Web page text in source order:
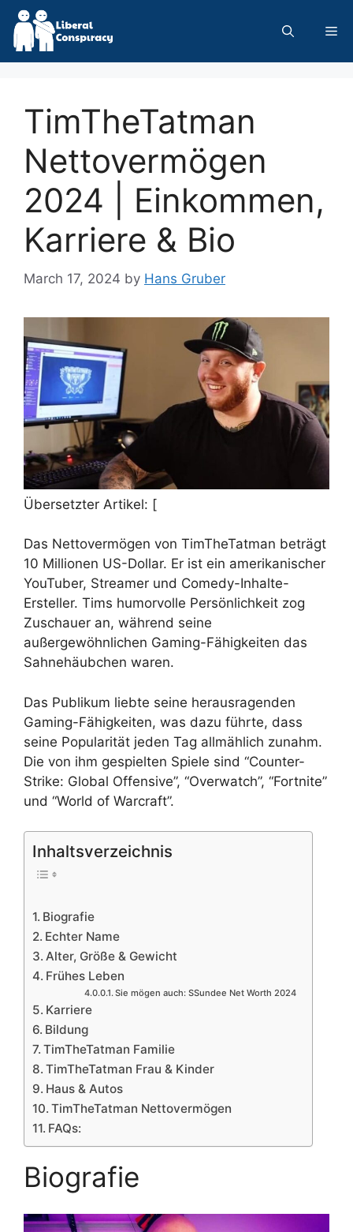
Skip
content
TimTheTatman
Nettovermögen
2024 | Einkommen,
Karriere & Bio
March 17, 2024 by Hans Gruber
Übersetzter Artikel: [
Das Nettovermögen von TimTheTatman beträgt
10 Millionen US-Dollar. Er ist ein amerikanischer
YouTuber, Streamer und Comedy-Inhalte-
Ersteller. Tims humorvolle Persönlichkeit zog
Zuschauer an, während seine
außergewöhnlichen Gaming-Fähigkeiten das
Sahnehäubchen waren.
Das Publikum liebte seine herausragenden
Gaming-Fähigkeiten, was dazu führte, dass
seine Popularität jeden Tag allmählich zunahm.
Die von ihm gespielten Spiele sind “Counter-
Strike: Global Offensive”, “Overwatch”, “Fortnite”
und “World of Warcraft”.
Inhaltsverzeichnis
Biografie
Echter Name
Alter, Größe & Gewicht
Frühes Leben
Sie mögen auch: SSundee Net Worth 2024
Karriere
Bildung
TimTheTatman Familie
TimTheTatman Frau & Kinder
Haus & Autos
TimTheTatman Nettovermögen
FAQs:
Biografie